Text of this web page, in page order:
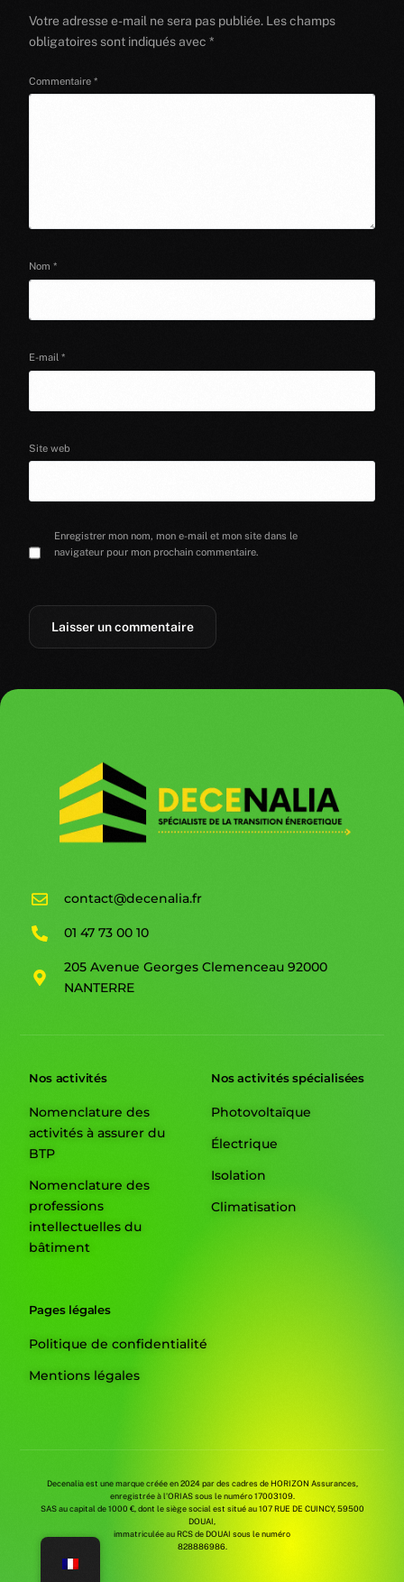
Votre adresse e-mail ne sera pas publiée. Les champs
obligatoires sont indiqués avec*
Commentaire*
Nom*
E-mail*
Site web
Enregistrer mon nom, mon e-mail et mon site dans le
navigateur pour mon prochain commentaire.
contact@decenalia.fr
01 47 73 00 10
205 Avenue Georges Clemenceau 92000
NANTERRE
Nos activités
Nomenclature des
activités à assurer du
BTP
Nomenclature des
professions
intellectuelles du
bâtiment
Nos activités spécialisées
Photovoltaïque
Électrique
Isolation
Climatisation
Pages légales
Politique de confidentialité
Mentions légales
Decenalia est une marque créée en 2024 par des cadres de HORIZON Assurances,
enregistrée à l’ORIAS sous le numéro 17003109.
SAS au capital de 1000 €, dont le siège social est situé au 107 RUE DE CUINCY, 59500
DOUAI,
immatriculée au RCS de DOUAI sous le numéro
828886986.
Souscrire à une décennale